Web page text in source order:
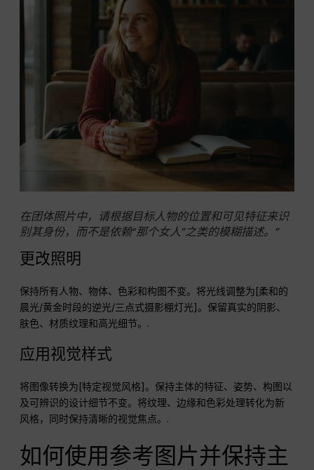
在团体照片中，请根据目标人物的位置和可见特征来识
别其身份，而不是依赖“那个女人”之类的模糊描述。”
更改照明
保持所有人物、物体、色彩和构图不变。将光线调整为[柔和的
晨光/黄金时段的逆光/三点式摄影棚灯光]。保留真实的阴影、
肤色、材质纹理和高光细节。.
应用视觉样式
将图像转换为[特定视觉风格]。保持主体的特征、姿势、构图以
及可辨识的设计细节不变。将纹理、边缘和色彩处理转化为新
风格，同时保持清晰的视觉焦点。.
如何使用参考图片并保持主